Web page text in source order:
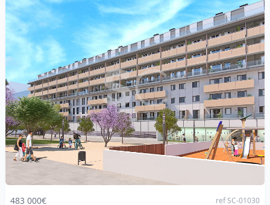
483 000€ ref SC-01030